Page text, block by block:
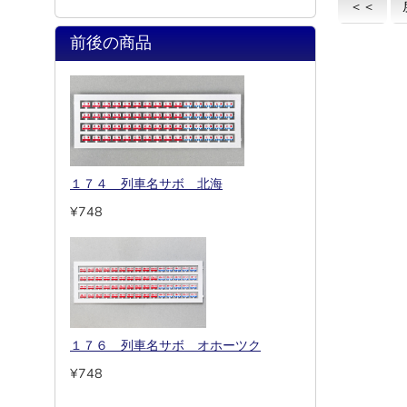
＜＜
前後の商品
１７４ 列車名サボ 北海
¥748
１７６ 列車名サボ オホーツク
¥748